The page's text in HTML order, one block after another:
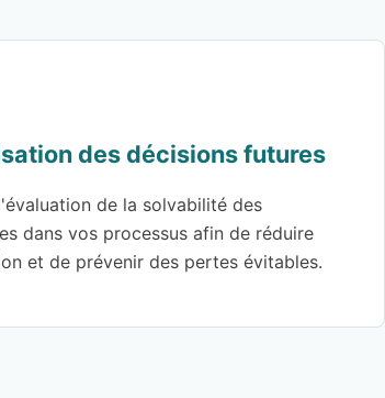
des décisions futures
de la solvabilité des
dans vos processus afin de réduire
et de prévenir des pertes évitables.